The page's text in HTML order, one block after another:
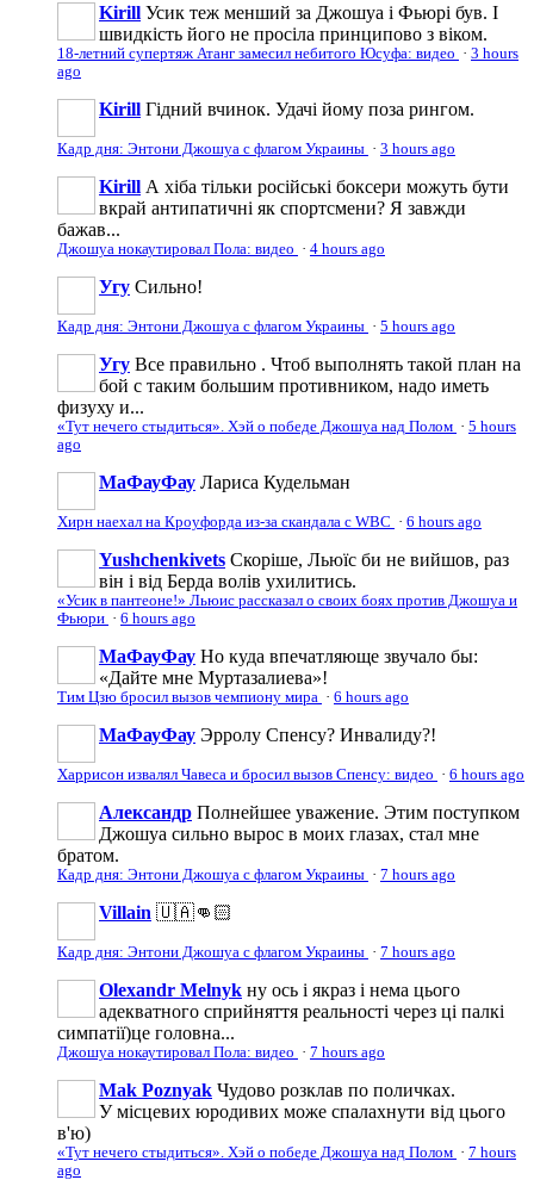
Kirill Усик теж менший за Джошуа і Фьюрі був. І
швидкість його не просіла принципово з віком.
18-летний супертяж Атанг замесил небитого Юсуфа: видео · 3 hours
ago
Kirill Гідний вчинок. Удачі йому поза рингом.
Кадр дня: Энтони Джошуа с флагом Украины · 3 hours ago
Kirill А хіба тільки російські боксери можуть бути
вкрай антипатичні як спортсмени? Я завжди
бажав...
Джошуа нокаутировал Пола: видео · 4 hours ago
Угу Сильно!
Кадр дня: Энтони Джошуа с флагом Украины · 5 hours ago
Угу Все правильно . Чтоб выполнять такой план на
бой с таким большим противником, надо иметь
физуху и...
«Тут нечего стыдиться». Хэй о победе Джошуа над Полом · 5 hours
ago
МаФауФау Лариса Кудельман
Хирн наехал на Кроуфорда из-за скандала с WBС · 6 hours ago
Yushchenkivets Скоріше, Льюїс би не вийшов, раз
він і від Берда волів ухилитись.
«Усик в пантеоне!» Льюис рассказал о своих боях против Джошуа и
Фьюри · 6 hours ago
МаФауФау Но куда впечатляюще звучало бы:
«Дайте мне Муртазалиева»!
Тим Цзю бросил вызов чемпиону мира · 6 hours ago
МаФауФау Эрролу Спенсу? Инвалиду?!
Харрисон извалял Чавеса и бросил вызов Спенсу: видео · 6 hours ago
Александр Полнейшее уважение. Этим поступком
Джошуа сильно вырос в моих глазах, стал мне
братом.
Кадр дня: Энтони Джошуа с флагом Украины · 7 hours ago
Villain 🇺🇦👊🏻
Кадр дня: Энтони Джошуа с флагом Украины · 7 hours ago
Olexandr Melnyk ну ось і якраз і нема цього
адекватного сприйняття реальності через ці палкі
симпатії)це головна...
Джошуа нокаутировал Пола: видео · 7 hours ago
Mak Poznyak Чудово розклав по поличках.
У місцевих юродивих може спалахнути від цього
в'ю)
«Тут нечего стыдиться». Хэй о победе Джошуа над Полом · 7 hours
ago